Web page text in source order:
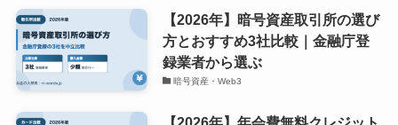
【2026年】暗号資産取引所の選び
方とおすすめ3社比較｜金融庁登
録業者から選ぶ
暗号資産・Web3